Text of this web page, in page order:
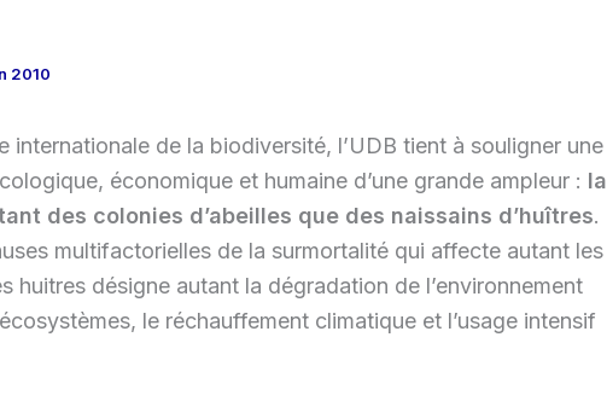
2010
internationale de la biodiversité, l’UDB tient à souligner une
économique et humaine d’une grande ampleur : la
des colonies d’abeilles que des naissains d’huîtres.
multifactorielles de la surmortalité qui affecte autant les
huitres désigne autant la dégradation de l’environnement
le réchauffement climatique et l’usage intensif